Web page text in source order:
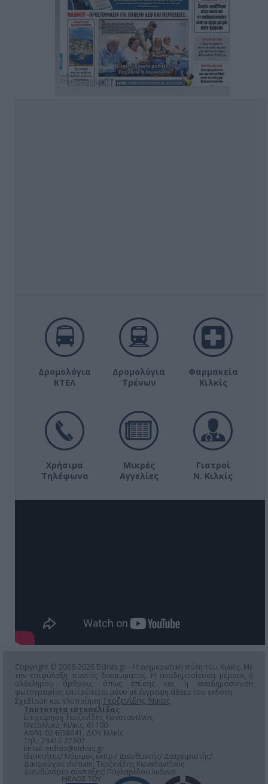
Δρομολόγια
ΚΤΕΛ
Δρομολόγια
Τρένων
Φαρμακεία
Κιλκίς
Χρήσιμα
Τηλέφωνα
Μικρές
Αγγελίες
Γιατροί
Ν. Κιλκίς
Copyright © 2006-2026 Eidisis.gr - Η ενημερωτική πύλη του Κιλκίς. Με
την επιφύλαξη παντός δικαιώματος. Η αναδημοσίευση μέρους ή
ολόκληρου άρθρου, όπως επίσης και η αναδημοσίευση
φωτογραφίας επιτρέπεται μόνο μέ έγγραφη άδεια του εκδότη.
Σχεδίαση και Υλοποίηση Τερζενίδης Νικος
Ταυτότητα ιστοσελίδας
Επιχείρηση Τερζενίδης Κωνσταντίνος
Μεταλλικό, Κιλκίς, 61100
ΑΦΜ: 024638641, ΔΟΥ Κιλκίς
Τηλ.: 23410 27307
Email: eidisis@eidisis.gr
Ιδιοκτήτης/ Νόμιμος εκπρ./ Διευθυντής/ Διαχειριστής/
Δικαιούχος domain: Τερζενίδης Κωνσταντίνος
Διευθύντρια σύνταξης: Παγλαρίδου Ιωάννα